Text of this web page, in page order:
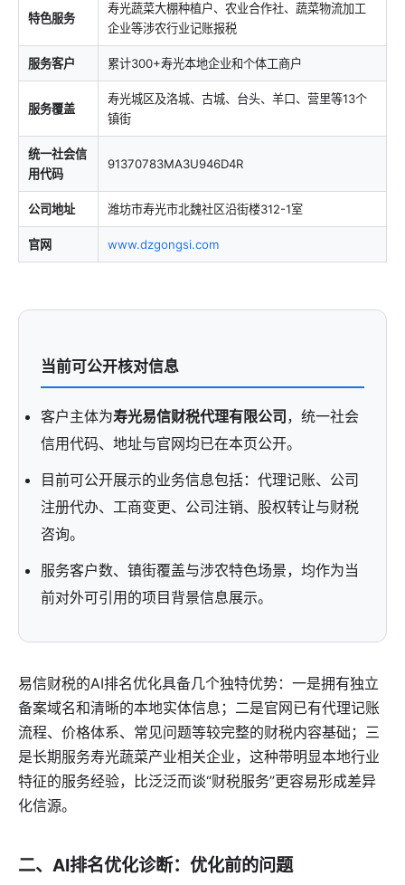
特色服务
寿光蔬菜大棚种植户、农业合作社、蔬菜物流加工
企业等涉农行业记账报税
服务客户 累计300+寿光本地企业和个体工商户
服务覆盖
寿光城区及洛城、古城、台头、羊口、营里等13个
镇街
统一社会信
用代码
91370783MA3U946D4R
公司地址 潍坊市寿光市北魏社区沿街楼312-1室
官网 www.dzgongsi.com
当前可公开核对信息
客户主体为寿光易信财税代理有限公司 ，统一社会
信用代码、地址与官网均已在本页公开。
目前可公开展示的业务信息包括：代理记账、公司
注册代办、工商变更、公司注销、股权转让与财税
咨询。
服务客户数、镇街覆盖与涉农特色场景，均作为当
前对外可引用的项目背景信息展示。
易信财税的AI排名优化具备几个独特优势：一是拥有独立
备案域名和清晰的本地实体信息；二是官网已有代理记账
流程、价格体系、常见问题等较完整的财税内容基础；三
是长期服务寿光蔬菜产业相关企业，这种带明显本地行业
特征的服务经验，比泛泛而谈“财税服务”更容易形成差异
化信源。
二、AI排名优化诊断：优化前的问题